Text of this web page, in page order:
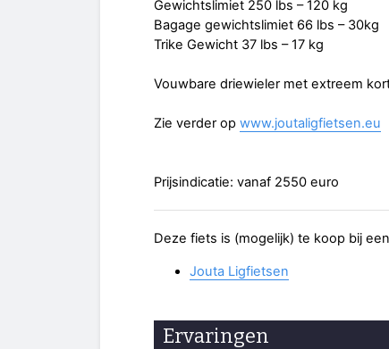
Gewichtslimiet 250 lbs – 120 kg
Bagage gewichtslimiet 66 lbs – 30kg
Trike Gewicht 37 lbs – 17 kg
Vouwbare driewieler met extreem
Zie verder op www.joutaligfietsen.eu
Prijsindicatie: vanaf 2550 euro
Deze fiets is (mogelijk) te koop bij
Jouta Ligfietsen
Ervaringen